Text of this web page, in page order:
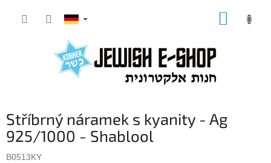
Inhalt
Stříbrný náramek s kyanity - Ag
925/1000 - Shablool
B0513KY